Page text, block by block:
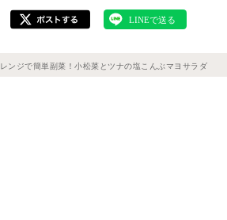
レンジで簡単副菜！小松菜とツナの塩こんぶマヨサラダ